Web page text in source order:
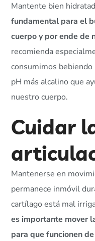
Mantente bien
fundamental para el
cuerpo y por ende de
recomienda
consumimos bebiendo
pH más alcalino que
nuestro cuerpo.
Cuidar
Mantenerse en
permanece inmóvil
cartílago está mal
es importante mover
para que funcionen